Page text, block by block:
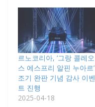
르노코리아, ‘그랑 콜레오
스 에스프리 알핀 누아르’
조기 완판 기념 감사 이벤
트 진행
2025-04-18